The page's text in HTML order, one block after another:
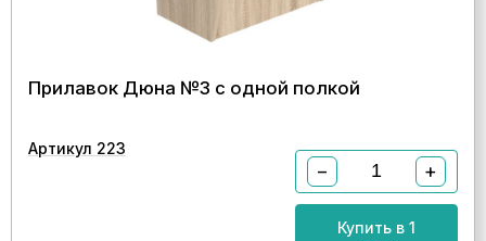
Прилавок Дюна №3 с одной полкой
Артикул 223
− +
Купить в 1